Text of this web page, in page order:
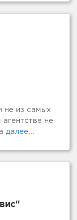
не из самых
не
далее...